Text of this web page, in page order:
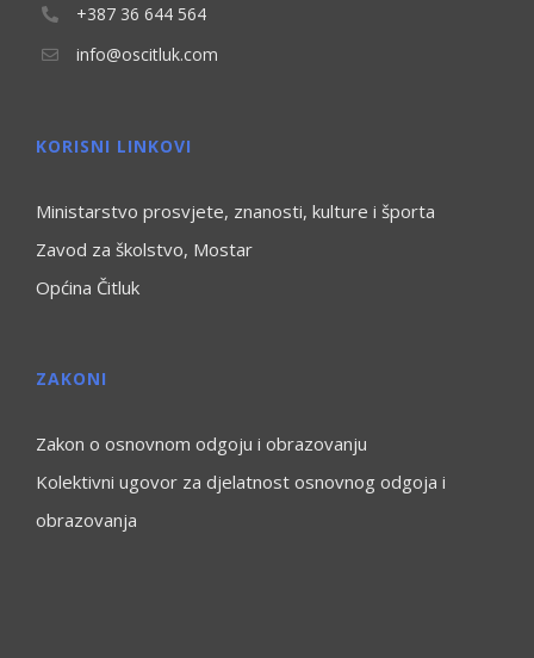
+387 36 644 564
info@oscitluk.com
KORISNI LINKOVI
Ministarstvo prosvjete, znanosti, kulture i športa
Zavod za školstvo, Mostar
Općina Čitluk
ZAKONI
Zakon o osnovnom odgoju i obrazovanju
Kolektivni ugovor za djelatnost osnovnog odgoja i
obrazovanja